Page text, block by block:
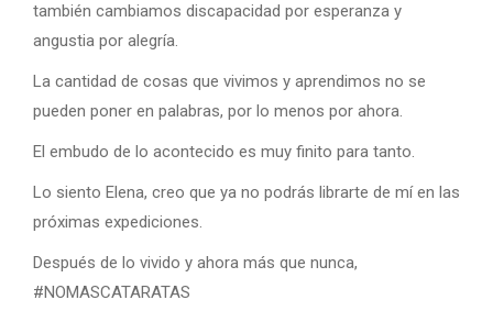
también cambiamos discapacidad por esperanza y
angustia por alegría.
La cantidad de cosas que vivimos y aprendimos no se
pueden poner en palabras, por lo menos por ahora.
El embudo de lo acontecido es muy finito para tanto.
Lo siento Elena, creo que ya no podrás librarte de mí en las
próximas expediciones.
Después de lo vivido y ahora más que nunca,
#NOMASCATARATAS